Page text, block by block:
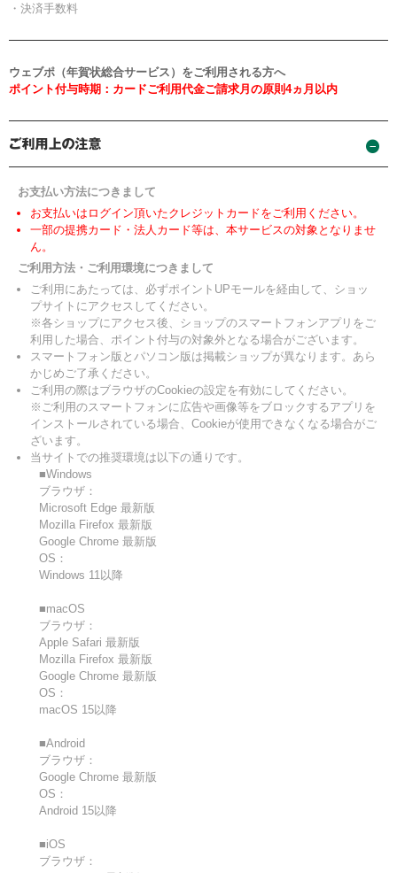
・決済手数料
ウェブポ（年賀状総合サービス）をご利用される方へ
ポイント付与時期：カードご利用代金ご請求月の原則4ヵ月以内
お支払い方法につきまして
お支払いはログイン頂いたクレジットカードをご利用ください。
一部の提携カード・法人カード等は、本サービスの対象となりませ
ん。
ご利用方法・ご利用環境につきまして
ご利用にあたっては、必ずポイントUPモールを経由して、ショッ
プサイトにアクセスしてください。
※各ショップにアクセス後、ショップのスマートフォンアプリをご
利用した場合、ポイント付与の対象外となる場合がございます。
スマートフォン版とパソコン版は掲載ショップが異なります。あら
かじめご了承ください。
ご利用の際はブラウザのCookieの設定を有効にしてください。
※ご利用のスマートフォンに広告や画像等をブロックするアプリを
インストールされている場合、Cookieが使用できなくなる場合がご
ざいます。
当サイトでの推奨環境は以下の通りです。
■Windows
ブラウザ：
Microsoft Edge 最新版
Mozilla Firefox 最新版
Google Chrome 最新版
OS：
Windows 11以降
■macOS
ブラウザ：
Apple Safari 最新版
Mozilla Firefox 最新版
Google Chrome 最新版
OS：
macOS 15以降
■Android
ブラウザ：
Google Chrome 最新版
OS：
Android 15以降
■iOS
ブラウザ：